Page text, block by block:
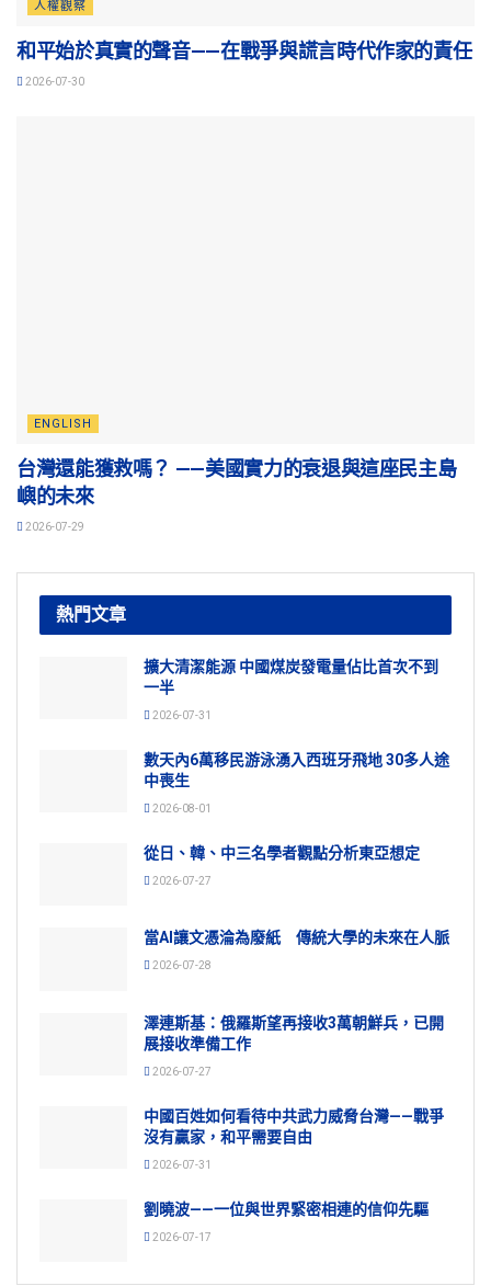
人權觀察
和平始於真實的聲音——在戰爭與謊言時代作家的責任
2026-07-30
ENGLISH
台灣還能獲救嗎？ ——美國實力的衰退與這座民主島
嶼的未來
2026-07-29
熱門文章
擴大清潔能源 中國煤炭發電量佔比首次不到
一半
2026-07-31
數天內6萬移民游泳湧入西班牙飛地 30多人途
中喪生
2026-08-01
從日、韓、中三名學者觀點分析東亞想定
2026-07-27
當AI讓文憑淪為廢紙 傳統大學的未來在人脈
2026-07-28
澤連斯基：俄羅斯望再接收3萬朝鮮兵，已開
展接收準備工作
2026-07-27
中國百姓如何看待中共武力威脅台灣——戰爭
沒有贏家，和平需要自由
2026-07-31
劉曉波——一位與世界緊密相連的信仰先驅
2026-07-17